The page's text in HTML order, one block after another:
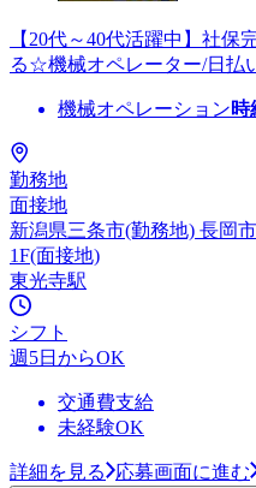
【20代～40代活躍中】社
る☆機械オペレーター/日払
機械オペレーション時
勤務地
面接地
新潟県三条市(勤務地) 長岡
1F(面接地)
東光寺駅
シフト
週5日からOK
交通費支給
未経験OK
詳細を見る 応募画面に進む